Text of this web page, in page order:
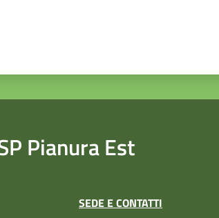
Pianura Est
SEDE E CONTATTI